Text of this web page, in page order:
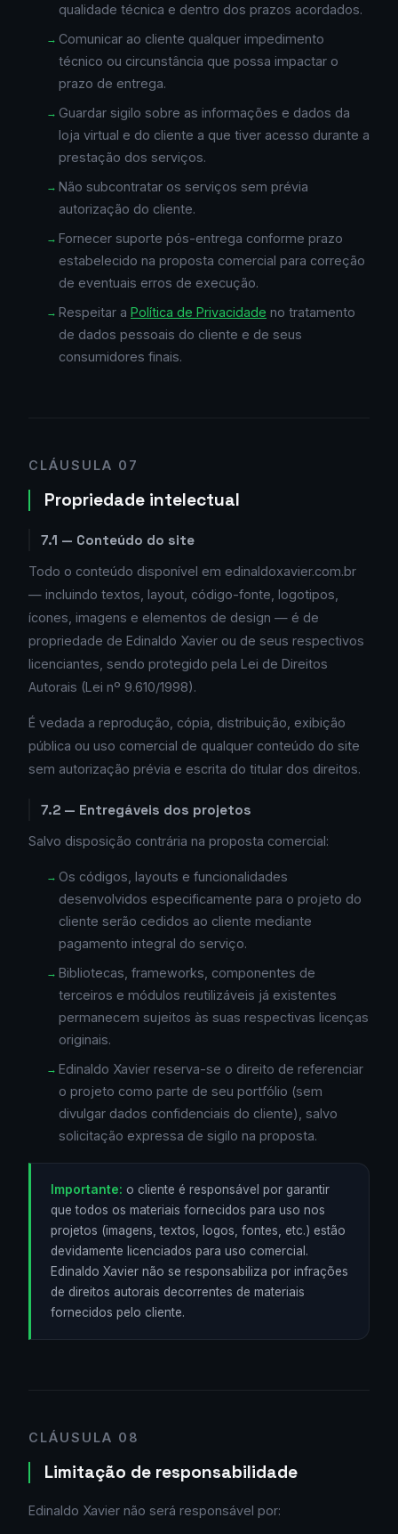
qualidade técnica e dentro dos prazos acordados.
Comunicar ao cliente qualquer impedimento
técnico ou circunstância que possa impactar o
prazo de entrega.
Guardar sigilo sobre as informações e dados da
loja virtual e do cliente a que tiver acesso durante a
prestação dos serviços.
Não subcontratar os serviços sem prévia
autorização do cliente.
Fornecer suporte pós-entrega conforme prazo
estabelecido na proposta comercial para correção
de eventuais erros de execução.
Respeitar a Política de Privacidade no tratamento
de dados pessoais do cliente e de seus
consumidores finais.
CLÁUSULA 07
Propriedade intelectual
7.1 — Conteúdo do site
Todo o conteúdo disponível em edinaldoxavier.com.br
— incluindo textos, layout, código-fonte, logotipos,
ícones, imagens e elementos de design — é de
propriedade de Edinaldo Xavier ou de seus respectivos
licenciantes, sendo protegido pela Lei de Direitos
Autorais (Lei nº 9.610/1998).
É vedada a reprodução, cópia, distribuição, exibição
pública ou uso comercial de qualquer conteúdo do site
sem autorização prévia e escrita do titular dos direitos.
7.2 — Entregáveis dos projetos
Salvo disposição contrária na proposta comercial:
Os códigos, layouts e funcionalidades
desenvolvidos especificamente para o projeto do
cliente serão cedidos ao cliente mediante
pagamento integral do serviço.
Bibliotecas, frameworks, componentes de
terceiros e módulos reutilizáveis já existentes
permanecem sujeitos às suas respectivas licenças
originais.
Edinaldo Xavier reserva-se o direito de referenciar
o projeto como parte de seu portfólio (sem
divulgar dados confidenciais do cliente), salvo
solicitação expressa de sigilo na proposta.
Importante: o cliente é responsável por garantir
que todos os materiais fornecidos para uso nos
projetos (imagens, textos, logos, fontes, etc.) estão
devidamente licenciados para uso comercial.
Edinaldo Xavier não se responsabiliza por infrações
de direitos autorais decorrentes de materiais
fornecidos pelo cliente.
CLÁUSULA 08
Limitação de responsabilidade
Edinaldo Xavier não será responsável por: